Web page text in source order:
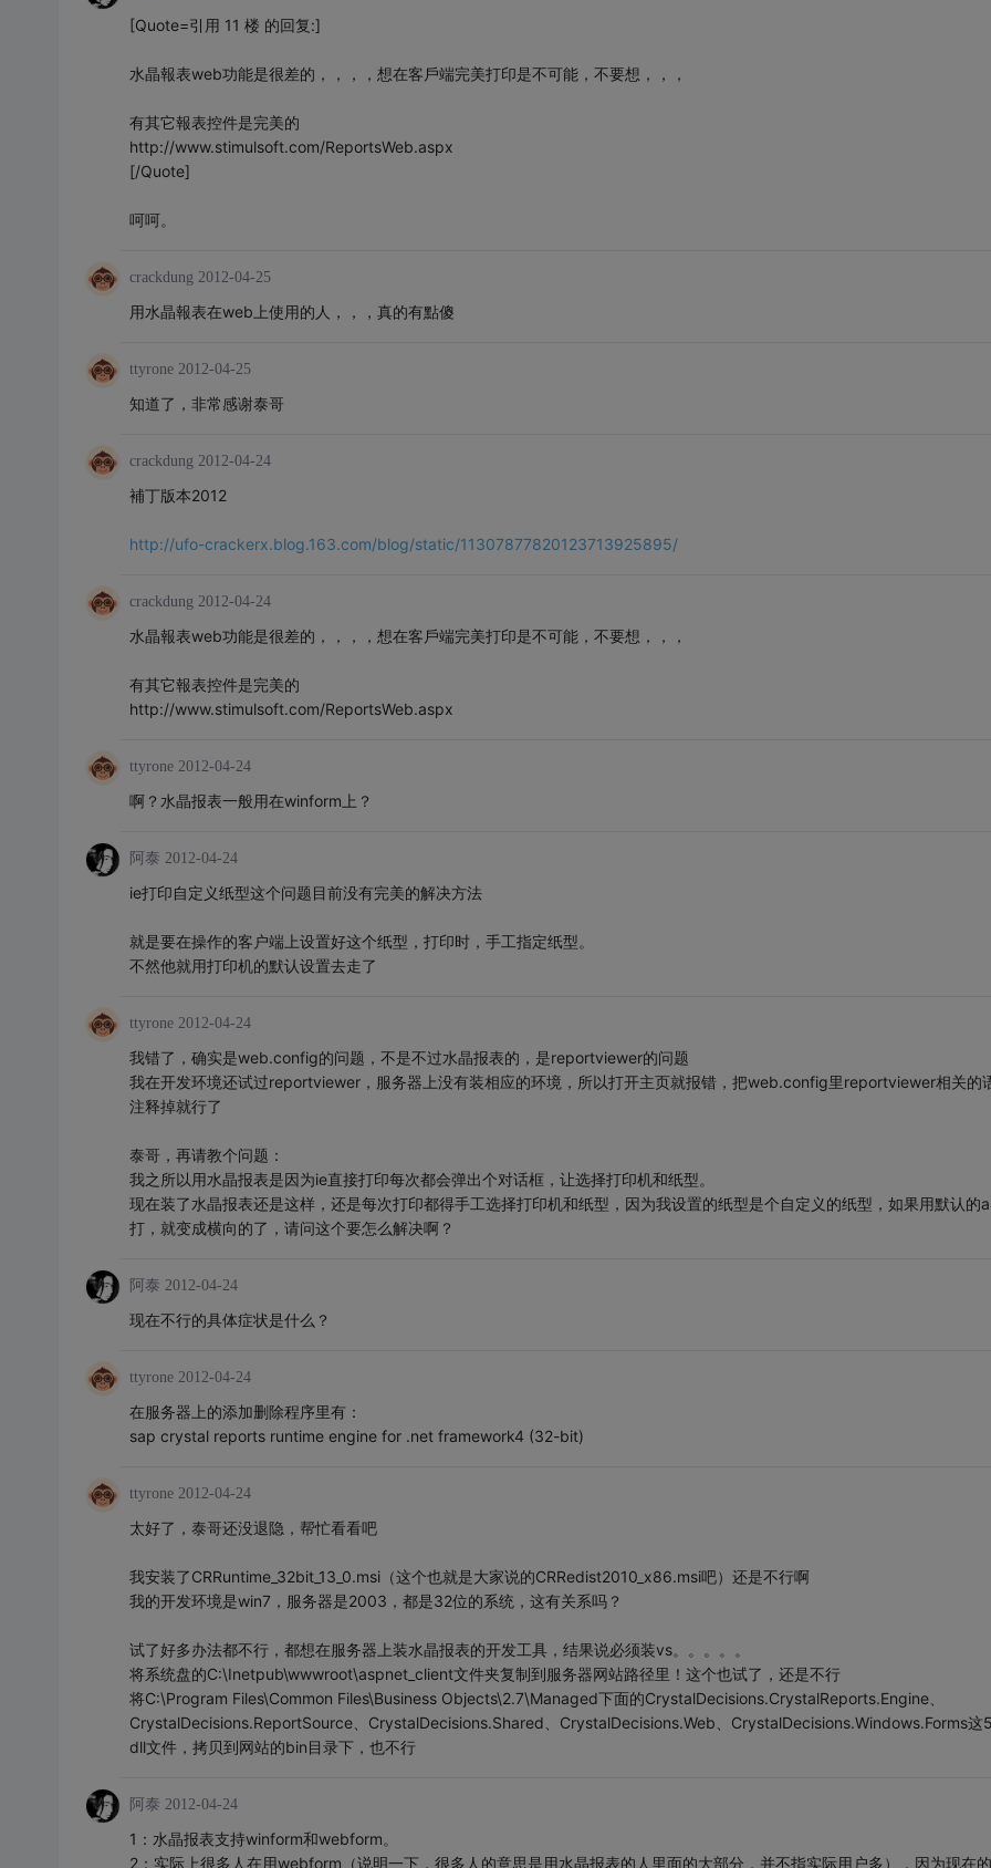
[Quote=引用 11 楼 的回复:]
水晶報表web功能是很差的，，，，想在客戶端完美打印是不可能，不要想，，，
有其它報表控件是完美的
http://www.stimulsoft.com/ReportsWeb.aspx
[/Quote]
呵呵。
crackdung 2012-04-25
用水晶報表在web上使用的人，，，真的有點傻
ttyrone 2012-04-25
知道了，非常感谢泰哥
crackdung 2012-04-24
補丁版本2012
http://ufo-crackerx.blog.163.com/blog/static/11307877820123713925895/
crackdung 2012-04-24
水晶報表web功能是很差的，，，，想在客戶端完美打印是不可能，不要想，，，
有其它報表控件是完美的
http://www.stimulsoft.com/ReportsWeb.aspx
ttyrone 2012-04-24
啊？水晶报表一般用在winform上？
阿泰 2012-04-24
ie打印自定义纸型这个问题目前没有完美的解决方法
就是要在操作的客户端上设置好这个纸型，打印时，手工指定纸型。
不然他就用打印机的默认设置去走了
ttyrone 2012-04-24
我错了，确实是web.config的问题，不是不过水晶报表的，是reportviewer的问题
我在开发环境还试过reportviewer，服务器上没有装相应的环境，所以打开主页就报错，把web.config里reportviewer相关的
注释掉就行了
泰哥，再请教个问题：
我之所以用水晶报表是因为ie直接打印每次都会弹出个对话框，让选择打印机和纸型。
现在装了水晶报表还是这样，还是每次打印都得手工选择打印机和纸型，因为我设置的纸型是个自定义的纸型，如果用默认的
打，就变成横向的了，请问这个要怎么解决啊？
阿泰 2012-04-24
现在不行的具体症状是什么？
ttyrone 2012-04-24
在服务器上的添加删除程序里有：
sap crystal reports runtime engine for .net framework4 (32-bit)
ttyrone 2012-04-24
太好了，泰哥还没退隐，帮忙看看吧
我安装了CRRuntime_32bit_13_0.msi（这个也就是大家说的CRRedist2010_x86.msi吧）还是不行啊
我的开发环境是win7，服务器是2003，都是32位的系统，这有关系吗？
试了好多办法都不行，都想在服务器上装水晶报表的开发工具，结果说必须装vs。。。。。
将系统盘的C:\Inetpub\wwwroot\aspnet_client文件夹复制到服务器网站路径里！这个也试了，还是不行
将C:\Program Files\Common Files\Business Objects\2.7\Managed下面的CrystalDecisions.CrystalReports.Engine、
CrystalDecisions.ReportSource、CrystalDecisions.Shared、CrystalDecisions.Web、CrystalDecisions.Windows.Forms这
dll文件，拷贝到网站的bin目录下，也不行
阿泰 2012-04-24
1：水晶报表支持winform和webform。
2：实际上很多人在用webform（说明一下，很多人的意思是用水晶报表的人里面的大部分，并不指实际用户多），因为现在